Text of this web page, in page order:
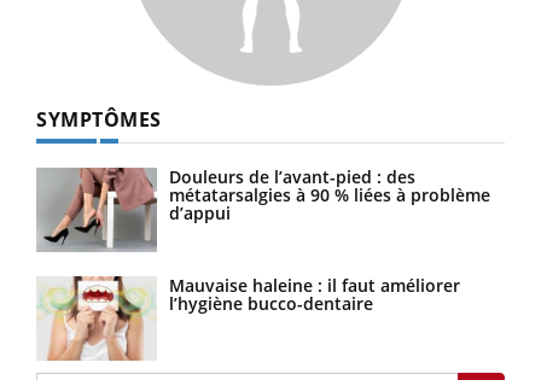
SYMPTÔMES
Douleurs de l’avant-pied : des
métatarsalgies à 90 % liées à problème
d’appui
Mauvaise haleine : il faut améliorer
l’hygiène bucco-dentaire